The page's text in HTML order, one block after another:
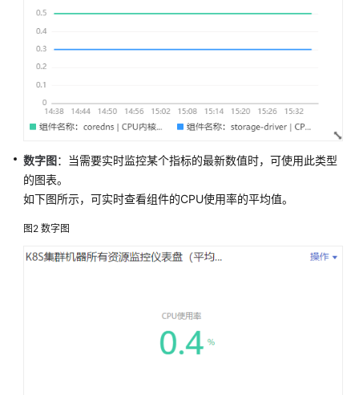
实
践
API
参
参
考
常
见
题
数字图：当需要实时监控某个指标的最新数值时，可使用此类型
的图表。
如下图所示，可实时查看组件的CPU使用率的平均值。
图2 数字图